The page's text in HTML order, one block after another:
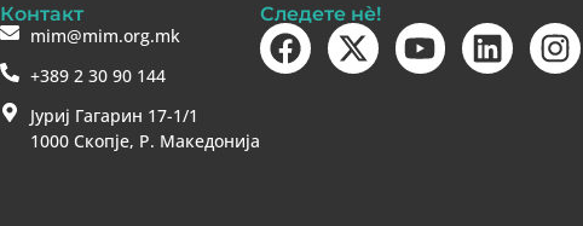
Контакт
mim@mim.org.mk
+389 2 30 90 144
Јуриј Гагарин 17-1/1
1000 Скопје, Р. Македонија
Следете нè!